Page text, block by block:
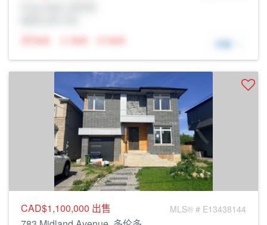
N/A
N/A N/A 详细
CAD$1,100,000 出售 MLS® # E13438144